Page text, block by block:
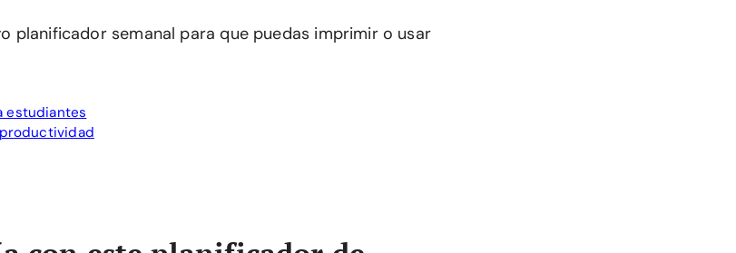
planificador semanal para que puedas imprimir o usar
estudiantes
productividad